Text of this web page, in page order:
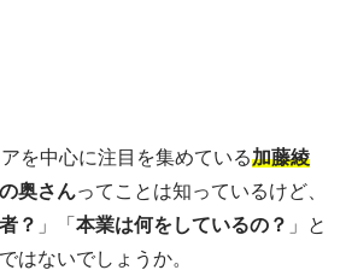
を中心に注目を集めている加藤綾
奥さんってことは知っているけど、
？ 」「 本業は何をしているの？ 」と
はないでしょうか。